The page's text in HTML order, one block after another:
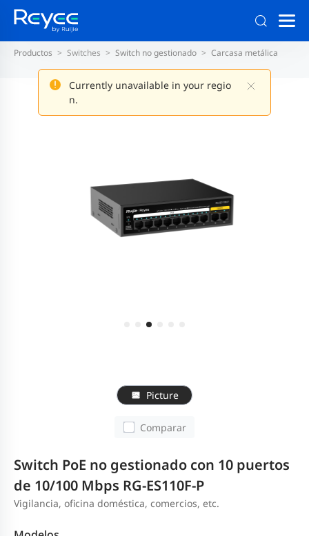
Currently unavailable in your regio
n.
Productos Switches Switch no gestionado Carcasa metálica
Picture
Comparar
Switch PoE no gestionado con 10 puertos
de 10/100 Mbps RG-ES110F-P
Vigilancia, oficina doméstica, comercios, etc.